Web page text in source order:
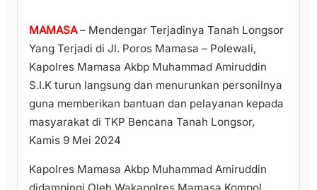
MAMASA– Mendengar Terjadinya Tanah Longsor
Yang Terjadi di Jl. Poros Mamasa – Polewali,
Kapolres Mamasa Akbp Muhammad Amiruddin
S.I.K turun langsung dan menurunkan personilnya
guna memberikan bantuan dan pelayanan kepada
masyarakat di TKP Bencana Tanah Longsor,
Kamis 9 Mei 2024
Kapolres Mamasa Akbp Muhammad Amiruddin